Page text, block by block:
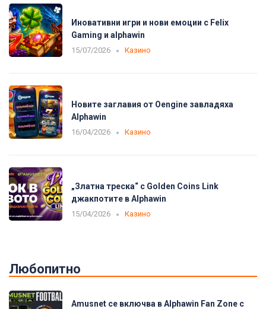
Иновативни игри и нови емоции с Felix
Gaming и alphawin
15/07/2026 Казино
Новите заглавия от Oengine завладяха
Alphawin
16/04/2026 Казино
„Златна треска“ с Golden Coins Link
джакпотите в Alphawin
15/04/2026 Казино
Любопитно
Amusnet се включва в Alphawin Fan Zone с